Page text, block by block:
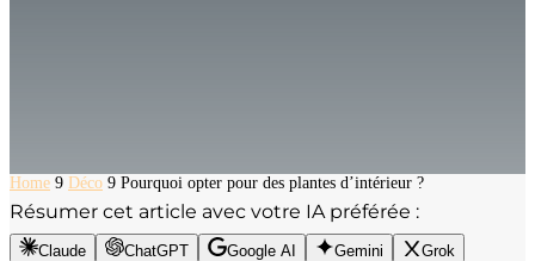
Home 9 Déco 9 Pourquoi opter pour des plantes d’intérieur ?
Résumer cet article avec votre IA préférée :
Claude ChatGPT Google AI Gemini Grok